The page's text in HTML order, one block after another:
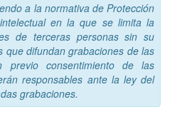
a la normativa de Protección
en la que se limita la
de terceras personas sin su
que difundan grabaciones de las
previo consentimiento de las
responsables ante la ley del
grabaciones.